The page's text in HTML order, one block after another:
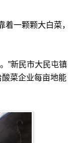
一颗颗大白菜，
”新民市大民屯镇
菜企业每亩地能